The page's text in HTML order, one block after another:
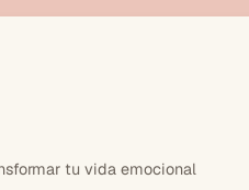
tu vida emocional